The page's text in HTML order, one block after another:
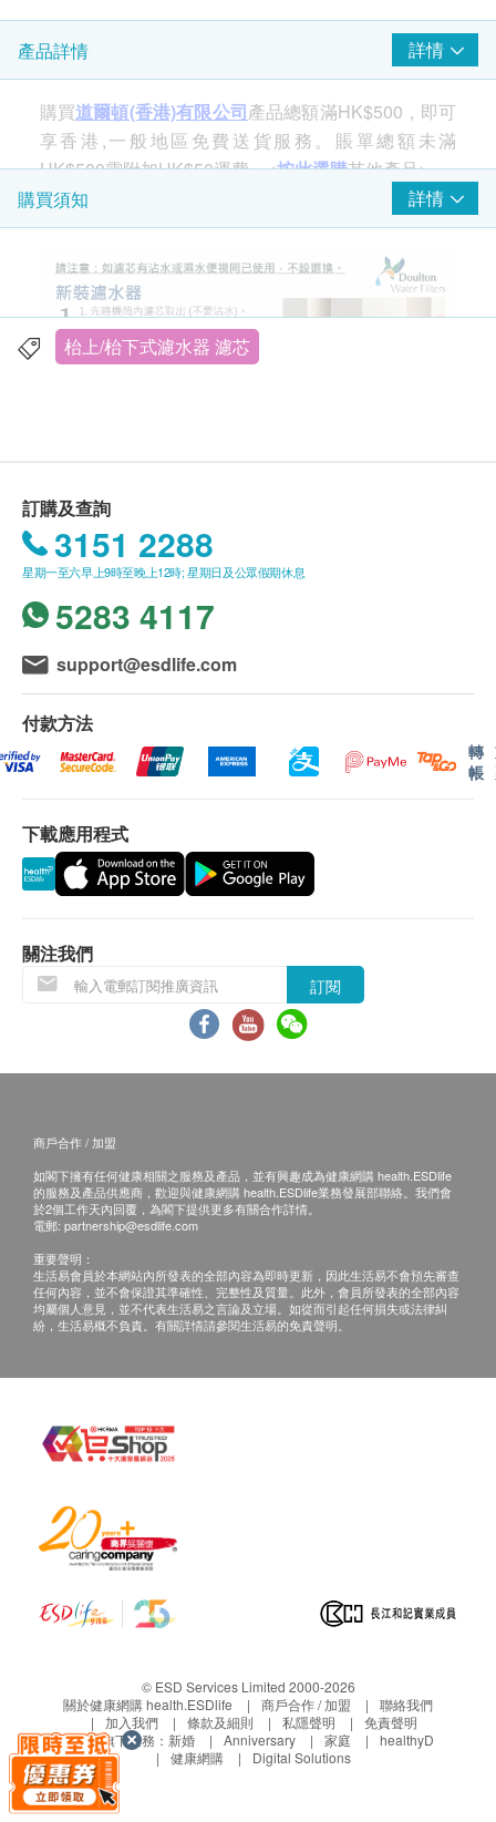
產品詳情 詳情
購買道爾頓(香港)有限公司產品總額滿HK$500，即可
享香港,一般地區免費送貨服務。賬單總額未滿
HK$500需附加HK$50運費。<按此選購其他產品>
EWC 9004 KDF 白
金離子濾芯
濾芯內含KDF物料處理濾水，鋅銅合金利用電化學氧
藻類成長。 KDF物料由美國進口，確保品質優良。
美國進口KDF物料製造
須配合 "Doulton" 矽藻瓷濾芯使用
購買須知 詳情
送貨地區：
區、沒有升降機設備之收貨地點)。
不接受郵政信箱地址。
順豐站點:
智能櫃:請按
訂單金額不足 HK$500 顧客需支付運費 HK$50。
送貨時間:
商品會於訂單確認付款後 5 - 7 個工作天內送出，
送貨時間為上午 9 時至下午 6 時。
暫停或延期，送貨時間將會另作安排。
港)有限公司可再次安排送貨服務，但顧客必須以
到付方式支付再送貨之費用。
上顧客，該訂單將會被取消，並於扣除運費及特別
地區附加費用後，安排餘額退款。
所有訂單須視乎相關貨品的供應情況再作最後確
認。倘若道爾頓(香港)有限公司 未能提供閣下訂單
上之任何產品或服務，道爾頓(香港)有限公司會於
客戶可於辦公時間內致電客戶服務熱線 : 2796 3210
或 Whatsapp 5115 6452 預約安裝 (需 3-5 個工作天安
排)
台上式濾水器 : (離島區另加 HK$100.00)
枱上/枱下式濾水器 濾芯
訂購及查詢
3151 2288
星期一至六早上9時至晚上12時; 星期日及公眾假期休息
5283 4117
support@esdlife.com
付款方法
轉
帳
下載應用程式
關注我們
訂閱
商戶合作 / 加盟
如閣下擁有任何健康相關之服務及產品，並有興趣成為健康網購 health.ESDlife
的服務及產品供應商，歡迎與健康網購 health.ESDlife業務發展部聯絡。我們會
於2個工作天內回覆，為閣下提供更多有關合作詳情。
電郵: partnership@esdlife.com
重要聲明：
生活易會員於本網站內所發表的全部內容為即時更新，因此生活易不會預先審查
任何內容，並不會保證其準確性、完整性及質量。此外，會員所發表的全部內容
均屬個人意見，並不代表生活易之言論及立場。如從而引起任何損失或法律糾
紛，生活易概不負責。有關詳情請參閱生活易的免責聲明。
© ESD Services Limited 2000-2026
關於健康網購 health.ESDlife
商戶合作 / 加盟
聯絡我們
加入我們
條款及細則 私隱聲明
免責聲明
生活易旗下業務： 新婚 Anniversary 家庭
healthyD
健康網購
Digital Solutions